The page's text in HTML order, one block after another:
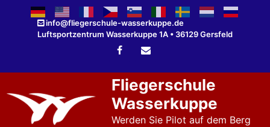
springen
info@fliegerschule-wasserkuppe.de
Luftsportzentrum Wasserkuppe 1A • 36129 Gersfeld
Fliegerschule
Wasserkuppe
Werden Sie Pilot auf dem Berg